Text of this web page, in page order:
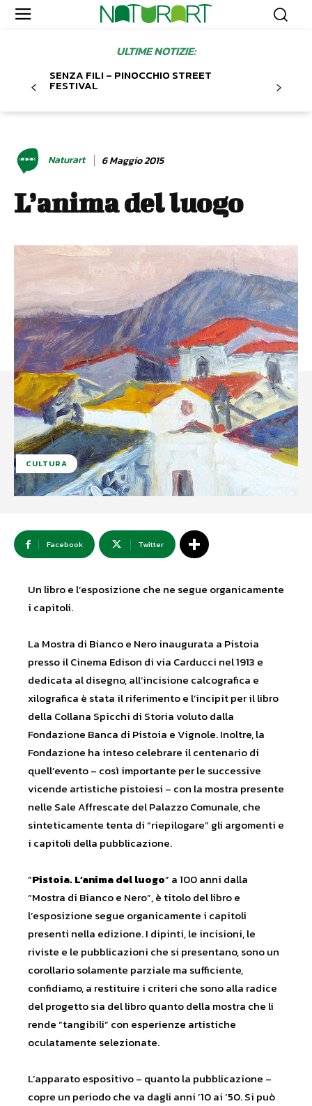
ULTIME NOTIZIE:
SENZA FILI – PINOCCHIO STREET
FESTIVAL
Naturart 6 Maggio 2015
L’anima del luogo
CULTURA
Facebook Twitter
Un libro e l’esposizione che ne segue organicamente
i capitoli.
La Mostra di Bianco e Nero inaugurata a Pistoia
presso il Cinema Edison di via Carducci nel 1913 e
dedicata al disegno, all’incisione calcografica e
xilografica è stata il riferimento e l’incipit per il libro
della Collana Spicchi di Storia voluto dalla
Fondazione Banca di Pistoia e Vignole. Inoltre, la
Fondazione ha inteso celebrare il centenario di
quell’evento – così importante per le successive
vicende artistiche pistoiesi – con la mostra presente
nelle Sale Affrescate del Palazzo Comunale, che
sinteticamente tenta di “riepilogare” gli argomenti e
i capitoli della pubblicazione.
“Pistoia. L’anima del luogo” a 100 anni dalla
“Mostra di Bianco e Nero”, è titolo del libro e
l’esposizione segue organicamente i capitoli
presenti nella edizione. I dipinti, le incisioni, le
riviste e le pubblicazioni che si presentano, sono un
corollario solamente parziale ma sufficiente,
confidiamo, a restituire i criteri che sono alla radice
del progetto sia del libro quanto della mostra che li
rende “tangibili” con esperienze artistiche
oculatamente selezionate.
L’apparato espositivo – quanto la pubblicazione –
copre un periodo che va dagli anni ’10 ai ’50. Si può